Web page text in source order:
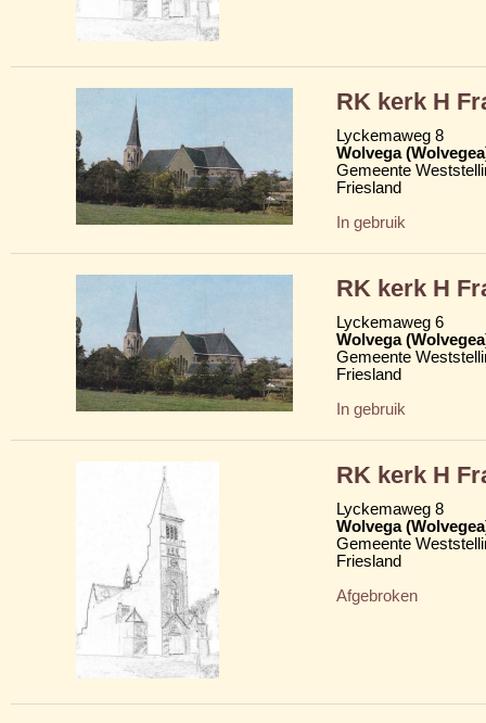
RK kerk H
Lyckemaweg 8
Wolvega
Gemeente
Friesland
In gebruik
RK kerk H
Lyckemaweg 6
Wolvega
Gemeente
Friesland
In gebruik
RK kerk H
Lyckemaweg 8
Wolvega
Gemeente
Friesland
Afgebroken